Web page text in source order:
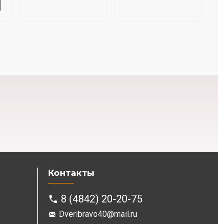
Контакты
8 (4842) 20-20-75
Dveribravo40@mail.ru